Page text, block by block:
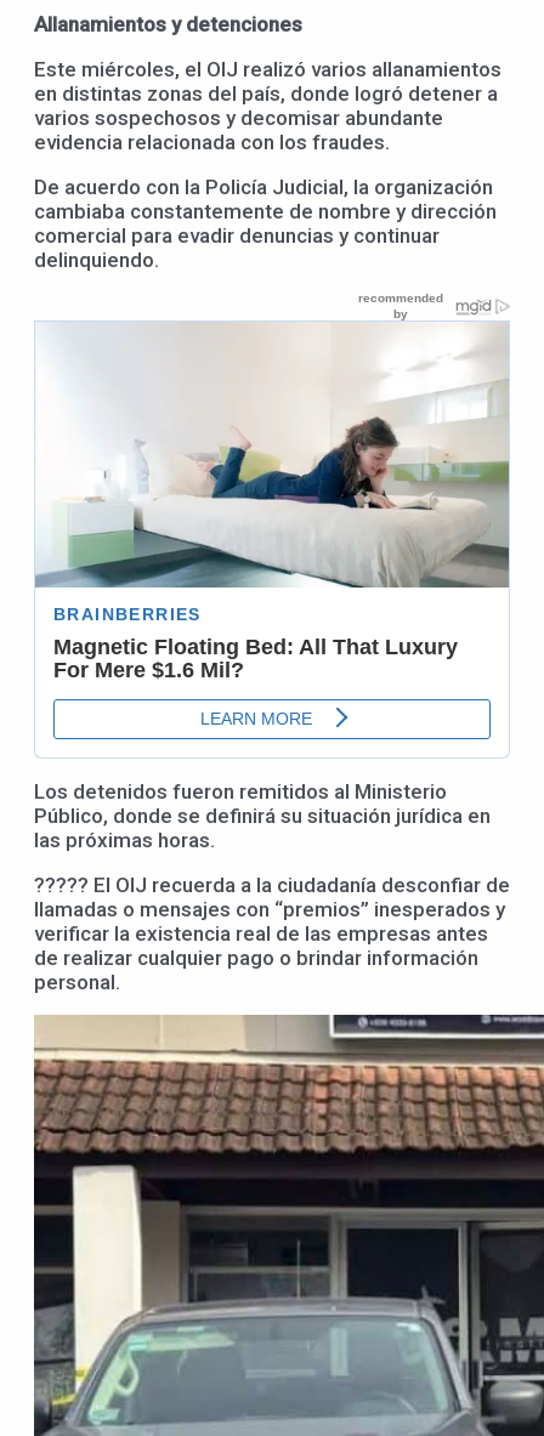
Allanamientos y detenciones
Este miércoles, el OIJ realizó varios allanamientos
en distintas zonas del país, donde logró detener a
varios sospechosos y decomisar abundante
evidencia relacionada con los fraudes.
De acuerdo con la Policía Judicial, la organización
cambiaba constantemente de nombre y dirección
comercial para evadir denuncias y continuar
delinquiendo.
Los detenidos fueron remitidos al Ministerio
Público, donde se definirá su situación jurídica en
las próximas horas.
????? El OIJ recuerda a la ciudadanía desconfiar de
llamadas o mensajes con “premios” inesperados y
verificar la existencia real de las empresas antes
de realizar cualquier pago o brindar información
personal.